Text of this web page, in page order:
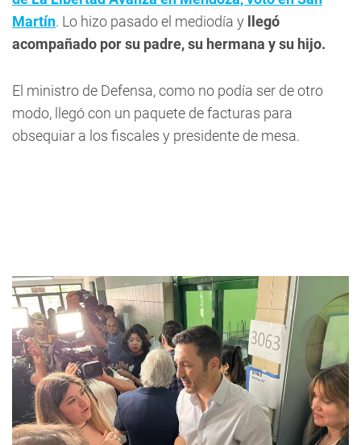
Martín. Lo hizo pasado el mediodía y llegó
acompañado por su padre, su hermana y su hijo.
El ministro de Defensa, como no podía ser de otro
modo, llegó con un paquete de facturas para
obsequiar a los fiscales y presidente de mesa.